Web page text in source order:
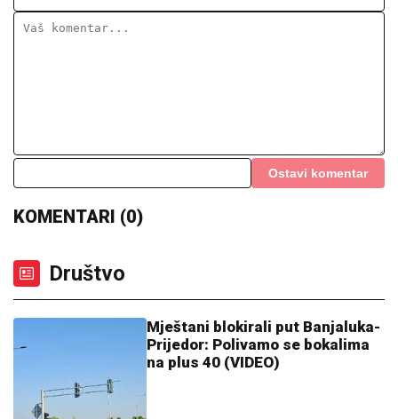
Ostavi komentar
KOMENTARI (0)
Društvo
Mještani blokirali put Banjaluka-
Prijedor: Polivamo se bokalima
na plus 40 (VIDEO)